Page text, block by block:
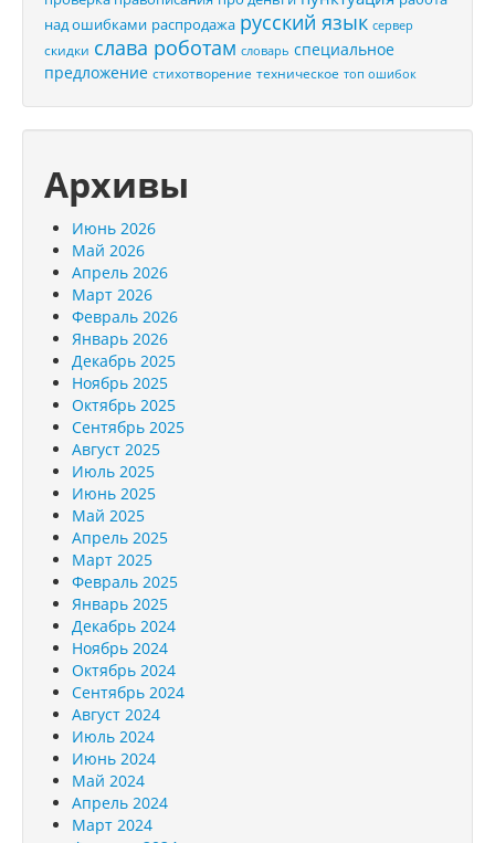
над ошибками распродажа русский язык сервер
скидки слава роботам словарь специальное
предложение стихотворение техническое топ ошибок
Архивы
Июнь 2026
Май 2026
Апрель 2026
Март 2026
Февраль 2026
Январь 2026
Декабрь 2025
Ноябрь 2025
Октябрь 2025
Сентябрь 2025
Август 2025
Июль 2025
Июнь 2025
Май 2025
Апрель 2025
Март 2025
Февраль 2025
Январь 2025
Декабрь 2024
Ноябрь 2024
Октябрь 2024
Сентябрь 2024
Август 2024
Июль 2024
Июнь 2024
Май 2024
Апрель 2024
Март 2024